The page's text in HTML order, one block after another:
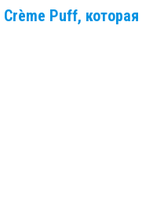
Crème Puff, которая